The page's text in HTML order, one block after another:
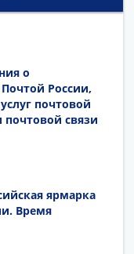
о
России,
почтовой
связи
ярмарка
Время